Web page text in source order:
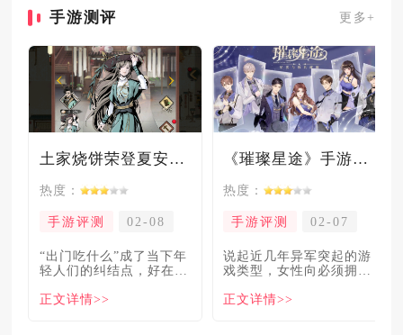
手游测评 更多+
土家烧饼荣登夏安必吃榜？烧饼西施摇身成流量网红！
热度：
手游评测 02-08
“出门吃什么”成了当下年
轻人们的纠结点，好在美
解
正文详情>>
《璀璨星途》手游测评：专注事业与搞钱，这波“真香”了！
热度：
手游评测 02-07
说起近几年异军突起的游
戏类型，女性向必须拥有
名大
正文详情>>